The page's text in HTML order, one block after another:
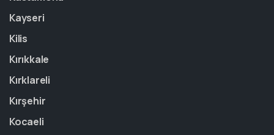
Kayseri
Kilis
Kırıkkale
Kırklareli
Kırşehir
Kocaeli